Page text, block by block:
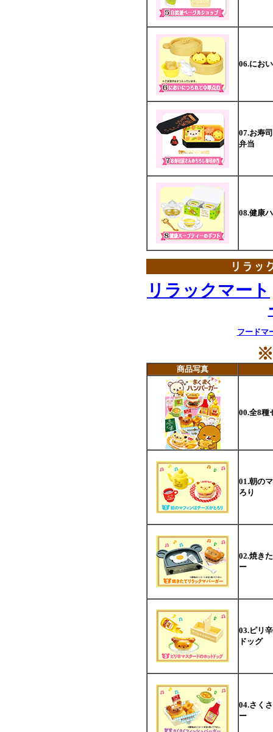
06.にお
07.お寿
弁当
08.健康
リラックマート
フードマ
※
商品写真
00.全8種
01.朝の
ろり
02.焼き
ー
03.ピリ
ドッグ
04.さく
ー